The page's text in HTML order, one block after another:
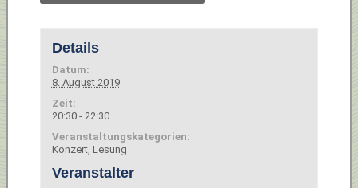
Details
Datum:
8. August 2019
Zeit:
20:30 - 22:30
Veranstaltungskategorien:
Konzert, Lesung
Veranstalter